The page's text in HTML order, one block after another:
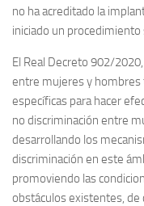
no ha acreditado la
iniciado un procedimiento
El Real Decreto 902/
entre mujeres y
específicas para hacer
no discriminación entre
desarrollando los
discriminación en este
promoviendo las
obstáculos existentes, de